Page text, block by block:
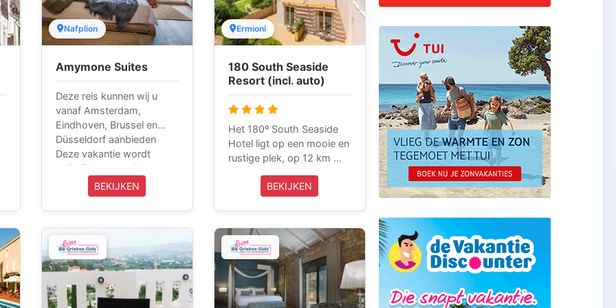
Nafplion
Amymone Suites
Deze reis kunnen wij u
vanaf Amsterdam,
Eindhoven, Brussel en
Düsseldorf aanbieden
Deze vakantie wordt
volledig verzorgd door
Griekse Gids Reizen en is
inclusief vliegtickets,
huurauto en verblijf.
Griekse Gids Reizen is
aangesloten bij ANVR,
SGR en het
Calamiteitenfonds. Wij zijn
voor onze klanten die in
Griekenland zijn 24 uur per
BEKIJKEN
Ermioni
180 South Seaside
Resort (incl. auto)
Het 180º South Seaside
Hotel ligt op een mooie en
rustige plek, op 12 km
dorpje Ermioni op het
is de ideale startplaats
voor een bezoek aan
beroemde culturele
bezienswaardigheden en
enkele van de prachtige
Griekse eilanden zoals
BEKIJKEN